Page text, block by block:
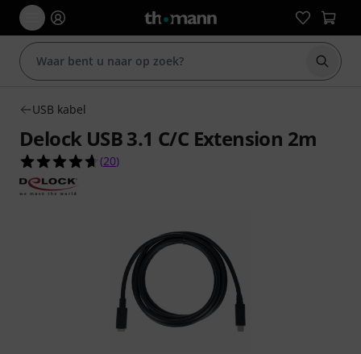
Zoek
USB kabel
Delock USB 3.1 C/C Extension 2m
4.7 van de 5 sterren van 20 klantbeoordelingen
(20)